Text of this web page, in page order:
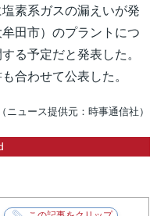
素系ガスの漏えいが発
田市）のプラントにつ
る予定だと発表した。
も合わせて公表した。
（ニュース提供元：時事通信社）